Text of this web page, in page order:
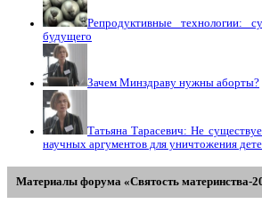
Репродуктивные технологии:
будущего
Зачем Минздраву нужны аборты?
Татьяна Тарасевич: Не
научных аргументов для уничтожения
Материалы форума «Святость материнства-